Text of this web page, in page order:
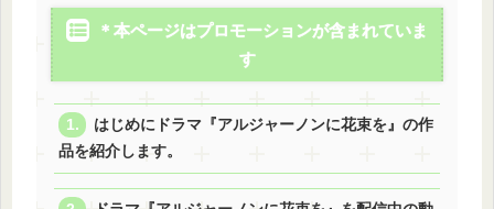
＊本ページはプロモーションが含まれていま
す
はじめにドラマ『アルジャーノンに花束を』の作
品を紹介します。